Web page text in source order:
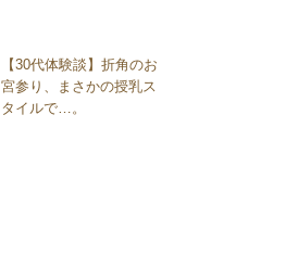
【30代体験談】折角のお
宮参り、まさかの授乳ス
タイルで…。